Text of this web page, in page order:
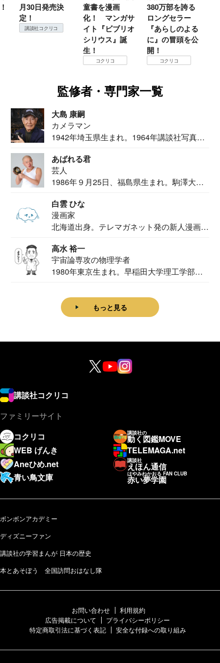
童書を漫画
化！ マンガサ
イト『ビブリオ
380万部を誇る
ロングセラー
『あらしのよる
に』の冒頭を公
開！
コクリコ
監修者・専門家一覧
大島 康嗣
カメラマン
1942年埼玉県生まれ。1964年講談社写真部
あばれる君
芸人
1986年９月25日、福島県生まれ。駒澤大学
白雲 ひな
漫画家
北海道出身。テレマガネット発の新人漫画
高水 裕一
宇宙論専攻の物理学者
1980年東京生まれ。早稲田大学理工学部物
もっと見る
講談社コクリコ
ファミリーサイト
コクリコ
講談社の
動く図鑑MOVE
WEB げんき
TELEMAGA.net
Aneひめ.net
講談社
えほん通信
青い鳥文庫
はやみねかおる FAN CLUB
赤い夢学園
ボンボンアカデミー
ディズニーファン
講談社の学習まんが 日本の歴史
本とあそぼう 全国訪問おはなし隊
お問い合わせ
利用規約
広告掲載について
プライバシーポリシー
特定商取引法に基づく表記
安全な付録への取り組み